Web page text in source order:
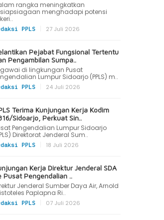
rangka meningkatkan
menghadapi potensi
PPLS 27 Juli 2026
Pejabat Fungsional Tertentu
Pengambilan Sumpa..
di lingkungan Pusat
Lumpur Sidoarjo (PPLS) m..
PPLS 24 Juli 2026
Terima Kunjungan Kerja Kodim
Sidoarjo, Perkuat Sin..
Pengendalian Lumpur Sidoarjo
Direktorat Jenderal Sum..
PPLS 18 Juli 2026
Kerja Direktur Jenderal SDA
Pusat Pengendalian ..
Jenderal Sumber Daya Air, Arnold
Paplapna Ri..
PPLS 07 Juli 2026